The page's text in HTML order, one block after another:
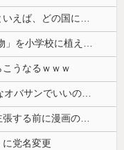
韓国人「現状でアジアで一番の先進国といえば、どの国になるんだ？やはり日本という認識なのだろうか？」
【復讐】 絶対に「植えてはいけない植物」を小学校に植えた→20年経って見に行くと…「！？」衝撃の光景が・・・
うなるｗｗｗ
【画像】はいだしょうこ（47）「こんなオバサンでいいの…？」
森川ジョージ「みい山アンチは正義を主張する前に漫画の無断転載をやめろよ」←これwwww
に党名変更